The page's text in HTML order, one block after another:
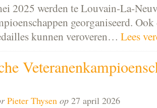
2025 werden te Louvain-La-
georganiseerd.
kunnen veroveren… Lees
Pieter Thysen op 27 april 2026